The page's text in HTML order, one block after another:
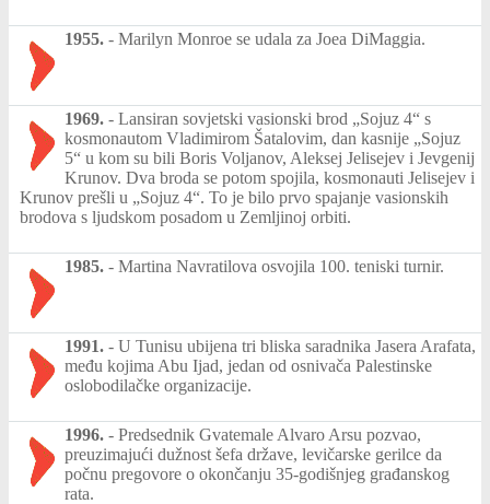
1955. - Marilyn Monroe se udala za Joea DiMaggia.
1969. - Lansiran sovjetski vasionski brod „Sojuz 4“ s
kosmonautom Vladimirom Šatalovim, dan kasnije „Sojuz
5“ u kom su bili Boris Voljanov, Aleksej Jelisejev i Jevgenij
Krunov. Dva broda se potom spojila, kosmonauti Jelisejev i
Krunov prešli u „Sojuz 4“. To je bilo prvo spajanje vasionskih
brodova s ljudskom posadom u Zemljinoj orbiti.
1985. - Martina Navratilova osvojila 100. teniski turnir.
1991. - U Tunisu ubijena tri bliska saradnika Jasera Arafata,
među kojima Abu Ijad, jedan od osnivača Palestinske
oslobodilačke organizacije.
1996. - Predsednik Gvatemale Alvaro Arsu pozvao,
preuzimajući dužnost šefa države, levičarske gerilce da
počnu pregovore o okončanju 35-godišnjeg građanskog
rata.